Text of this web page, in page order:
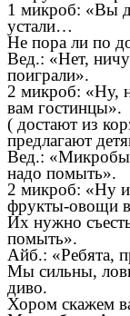
1 микроб: «Вы
устали…
Не пора ли по
Вед.: «Нет,
поиграли».
2 микроб: «Ну,
вам гостинцы».
( достают из
предлагают
Вед.:
надо помыть».
2 микроб: «Ну
фрукты-овощи
Их нужно
помыть».
Айб.: «Ребята,
Мы сильны,
диво.
Хором скажем